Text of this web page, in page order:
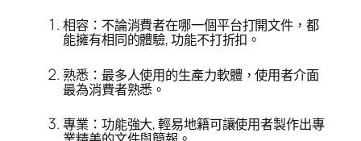
相容：不論消費者在哪一個平台打開文件，都
能擁有相同的體驗, 功能不打折扣。
熟悉：最多人使用的生產力軟體，使用者介面
最為消費者熟悉。
專業：功能強大, 輕易地籍可讓使用者製作出專